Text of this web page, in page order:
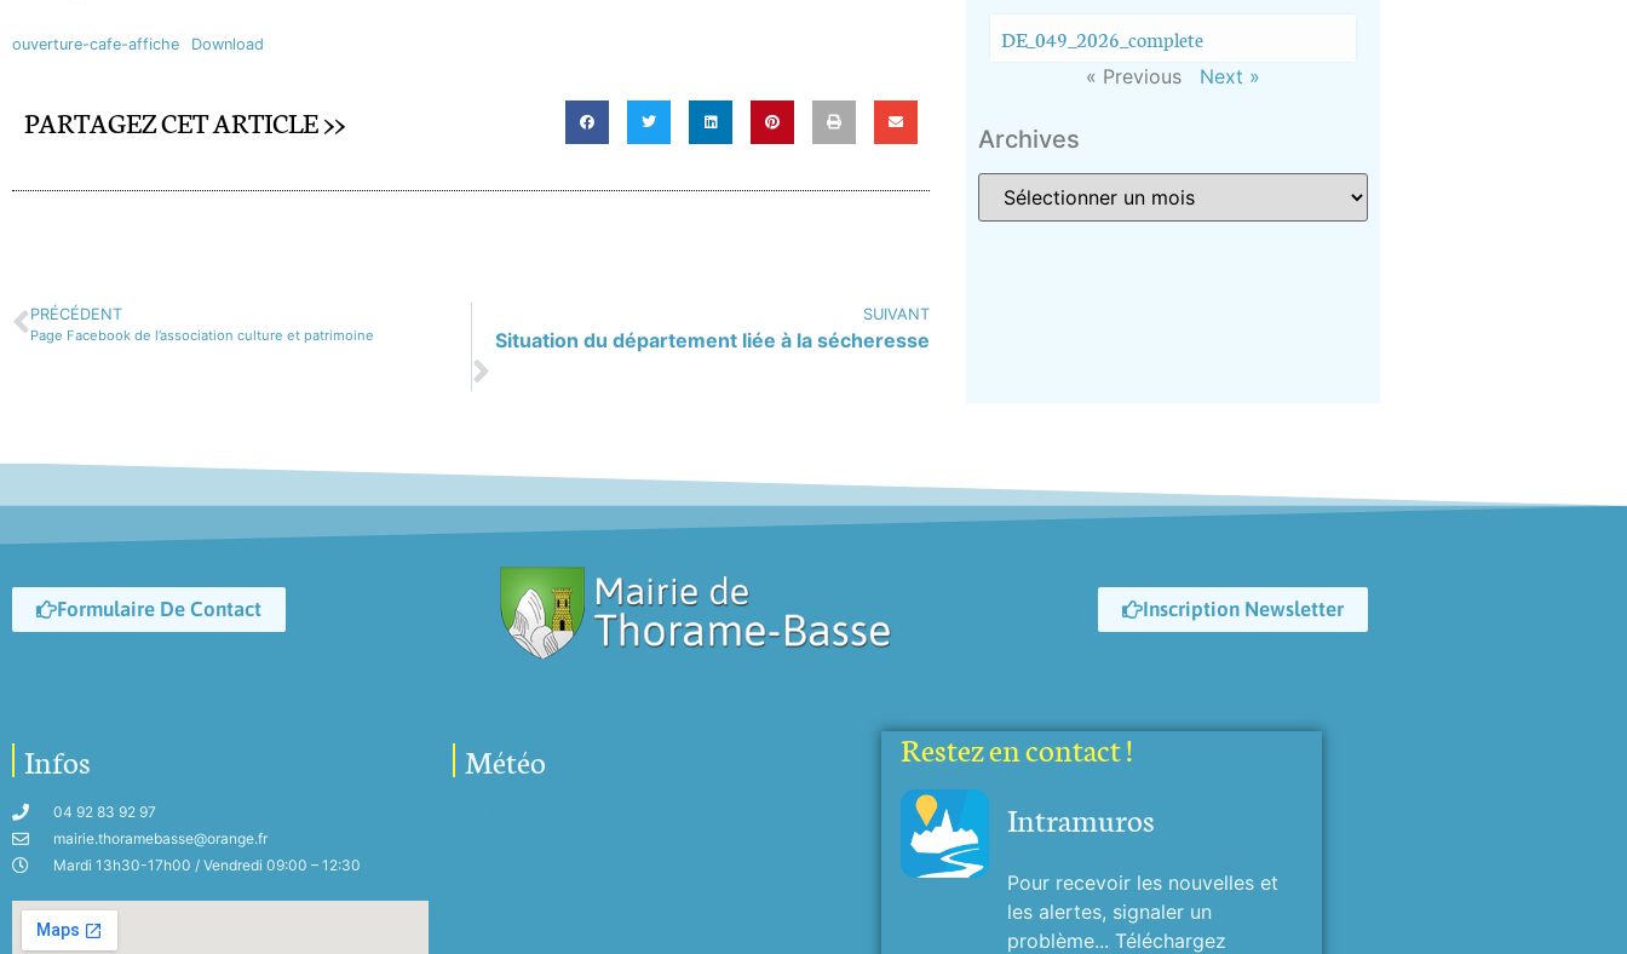
ouverture-cafe-affiche Download
PARTAGEZ CET ARTICLE >>
PRÉCÉDENT
Page Facebook de l’association culture et patrimoine
SUIVANT
Situation du département liée à la sécheresse
DE_049_2026_complete
« Previous Next »
Archives
Formulaire De Contact Inscription Newsletter
Infos
04 92 83 92 97
mairie.thoramebasse@orange.fr
Mardi 13h30-17h00 / Vendredi 09:00 – 12:30
Météo
Restez en contact !
Intramuros
Pour recevoir les nouvelles et
les alertes, signaler un
problème... Téléchargez